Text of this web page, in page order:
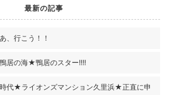
最新の記事
、行こう！！
居の海★鴨居のスター!!!!
代★ライオンズマンション久里浜★正直に申